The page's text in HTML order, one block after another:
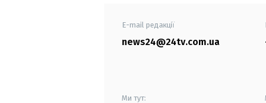
E-mail редакції
news24@24tv.com.ua
Ми тут: